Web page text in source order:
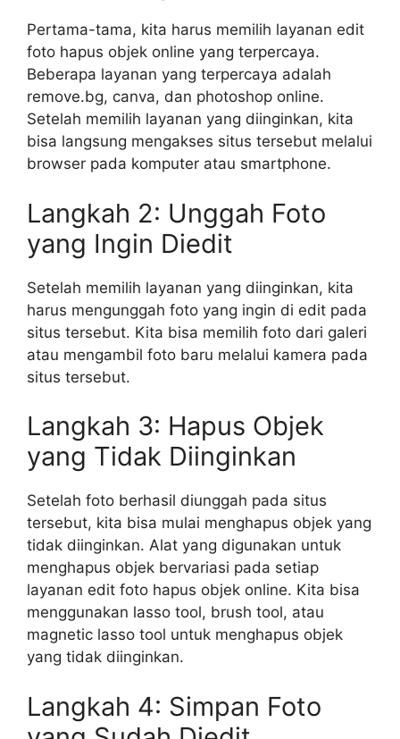
Pertama-tama, kita harus memilih layanan edit
foto hapus objek online yang terpercaya.
Beberapa layanan yang terpercaya adalah
remove.bg, canva, dan photoshop online.
Setelah memilih layanan yang diinginkan, kita
bisa langsung mengakses situs tersebut melalui
browser pada komputer atau smartphone.
Langkah 2: Unggah Foto
yang Ingin Diedit
Setelah memilih layanan yang diinginkan, kita
harus mengunggah foto yang ingin di edit pada
situs tersebut. Kita bisa memilih foto dari galeri
atau mengambil foto baru melalui kamera pada
situs tersebut.
Langkah 3: Hapus Objek
yang Tidak Diinginkan
Setelah foto berhasil diunggah pada situs
tersebut, kita bisa mulai menghapus objek yang
tidak diinginkan. Alat yang digunakan untuk
menghapus objek bervariasi pada setiap
layanan edit foto hapus objek online. Kita bisa
menggunakan lasso tool, brush tool, atau
magnetic lasso tool untuk menghapus objek
yang tidak diinginkan.
Langkah 4: Simpan Foto